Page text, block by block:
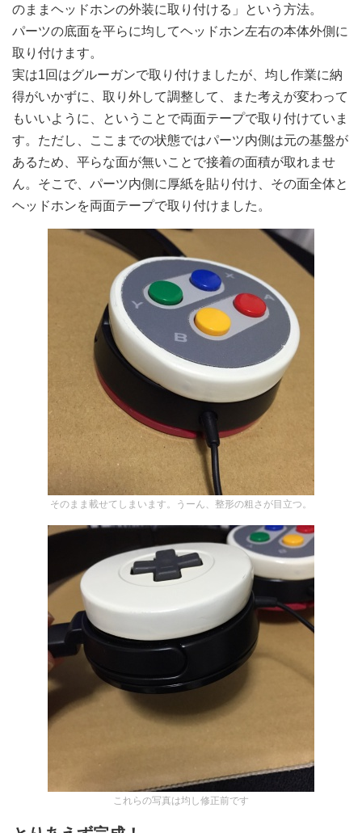
のままヘッドホンの外装に取り付ける」という方法。
パーツの底面を平らに均してヘッドホン左右の本体外側に
取り付けます。
実は1回はグルーガンで取り付けましたが、均し作業に納
得がいかずに、取り外して調整して、また考えが変わって
もいいように、ということで両面テープで取り付けていま
す。ただし、ここまでの状態ではパーツ内側は元の基盤が
あるため、平らな面が無いことで接着の面積が取れませ
ん。そこで、パーツ内側に厚紙を貼り付け、その面全体と
ヘッドホンを両面テープで取り付けました。
そのまま載せてしまいます。うーん、整形の粗さが目立つ。
これらの写真は均し修正前です